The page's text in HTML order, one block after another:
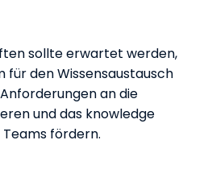
sollte erwartet werden,
für den Wissensaustausch
an die
und das knowledge
fördern.